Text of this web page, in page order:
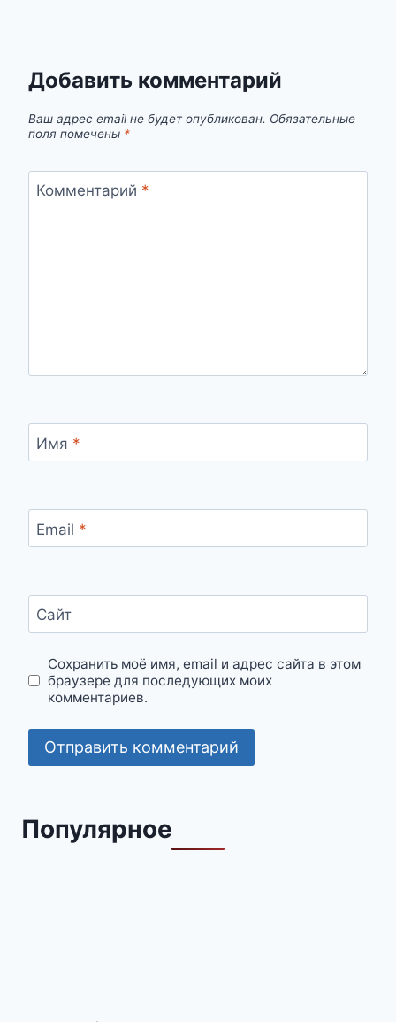
Добавить комментарий
Ваш адрес email не будет опубликован. Обязательные
поля помечены *
Комментарий *
Имя *
Email *
Сайт
Сохранить моё имя, email и адрес сайта в этом
браузере для последующих моих
комментариев.
Популярное